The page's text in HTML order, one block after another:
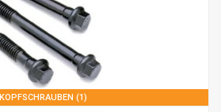
KOPFSCHRAUBEN (1)